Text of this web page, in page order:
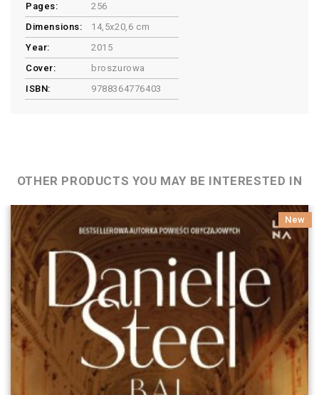
Pages:
256
Dimensions:
14,5x20,6 cm
Year:
2015
Cover:
broszurowa
ISBN:
9788364776403
OTHER PRODUCTS YOU MAY BE INTERESTED IN
New